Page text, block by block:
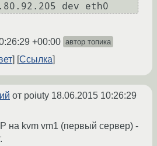
dev eth0
+00:00 автор топика
Ссылка
от poiuty 18.06.2015 10:26:29
на kvm vm1 (первый сервер) -